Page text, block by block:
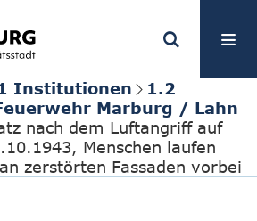
Institutionen
1.2
Marburg / Lahn
nach dem Luftangriff auf
Menschen laufen
zerstörten Fassaden vorbei